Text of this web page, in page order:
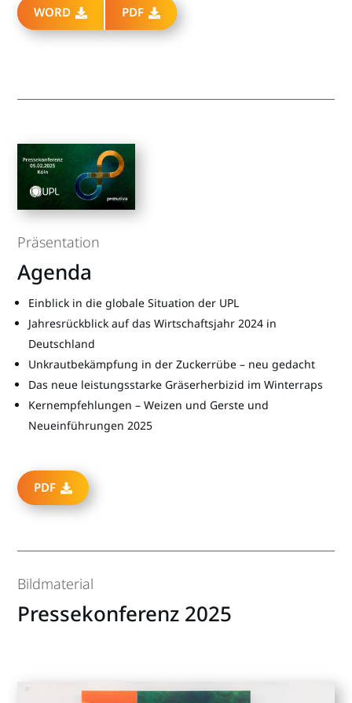
WORD PDF
Präsentation
Agenda
Einblick in die globale Situation der UPL
Jahresrückblick auf das Wirtschaftsjahr 2024 in
Deutschland
Unkrautbekämpfung in der Zuckerrübe – neu gedacht
Das neue leistungsstarke Gräserherbizid im Winterraps
Kernempfehlungen – Weizen und Gerste und
Neueinführungen 2025
PDF
Bildmaterial
Pressekonferenz 2025